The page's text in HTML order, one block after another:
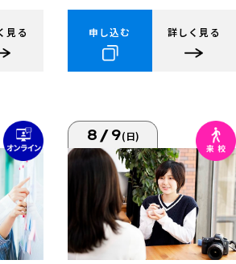
見る 申し込む 詳しく見る
8/9(日)